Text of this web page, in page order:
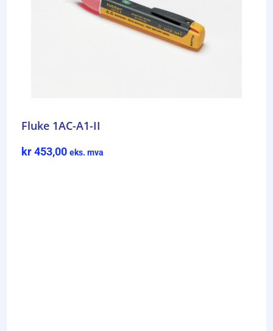
Fluke 1AC-A1-II
kr453,00 eks. mva